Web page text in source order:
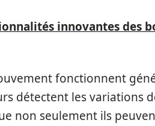
innovantes des
fonctionnent
détectent les variations
non seulement ils